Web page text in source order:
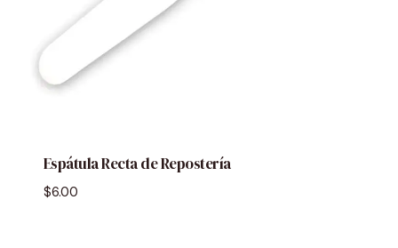
Espátula Recta de Repostería
$6.00